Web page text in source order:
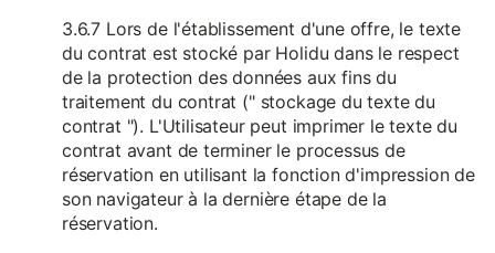
3.6.7 Lors de l'établissement d'une offre, le texte
du contrat est stocké par Holidu dans le respect
de la protection des données aux fins du
traitement du contrat (" stockage du texte du
contrat "). L'Utilisateur peut imprimer le texte du
contrat avant de terminer le processus de
réservation en utilisant la fonction d'impression de
son navigateur à la dernière étape de la
réservation.